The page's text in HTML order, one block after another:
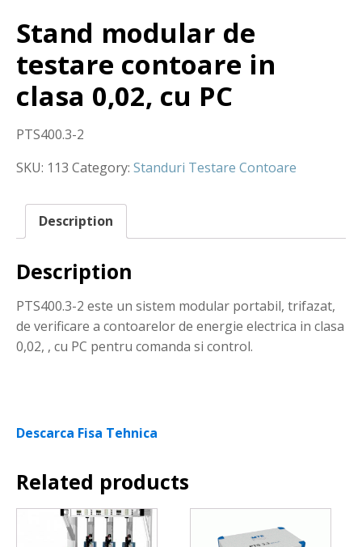
Stand modular de
testare contoare in
clasa 0,02, cu PC
PTS400.3-2
SKU: 113 Category: Standuri Testare Contoare
Description
Description
PTS400.3-2 este un sistem modular portabil, trifazat,
de verificare a contoarelor de energie electrica in clasa
0,02, , cu PC pentru comanda si control.
Descarca Fisa Tehnica
Related products